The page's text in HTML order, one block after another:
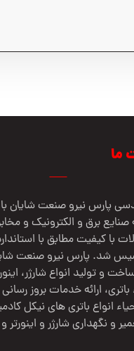
ما
پارس نيرو صنعت شایان با
برق و الکترونیک و
با کیفیت مطابق با
1387 تاسیس شد. پارس نیرو صنعت
و تولید انواع شارژر،
باتری، ارائه خدمات بروز
انواع باتری های نیکل
و نگهداری شارژر و اینورتر